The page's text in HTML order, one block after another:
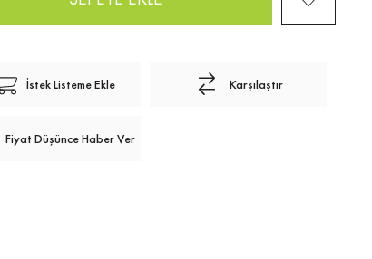
İstek Listeme Ekle Karşılaştır
Fiyat Düşünce Haber Ver